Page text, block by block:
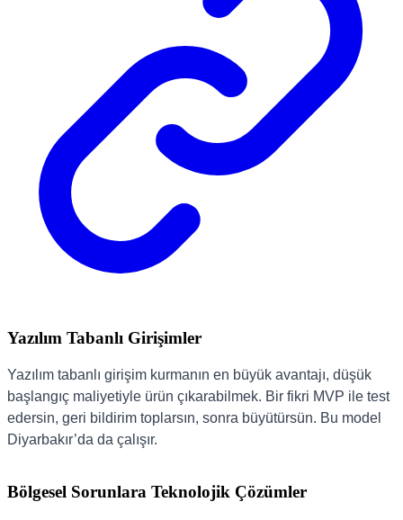
Yazılım Tabanlı Girişimler
Yazılım tabanlı girişim kurmanın en büyük avantajı, düşük
başlangıç maliyetiyle ürün çıkarabilmek. Bir fikri MVP ile test
edersin, geri bildirim toplarsın, sonra büyütürsün. Bu model
Diyarbakır’da da çalışır.
Bölgesel Sorunlara Teknolojik Çözümler